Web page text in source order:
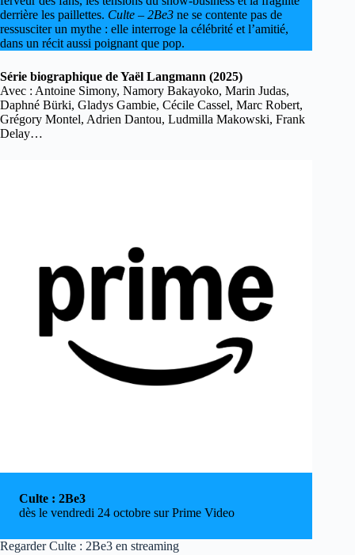
derrière les paillettes. Culte – 2Be3 ne se contente pas de
ressusciter un mythe : elle interroge la célébrité et l’amitié,
dans un récit aussi poignant que pop.
Série biographique de Yaël Langmann (2025)
Avec : Antoine Simony, Namory Bakayoko, Marin Judas,
Daphné Bürki, Gladys Gambie, Cécile Cassel, Marc Robert,
Grégory Montel, Adrien Dantou, Ludmilla Makowski, Frank
Delay…
Culte : 2Be3
dès le vendredi 24 octobre sur Prime Video
Regarder Culte : 2Be3 en streaming